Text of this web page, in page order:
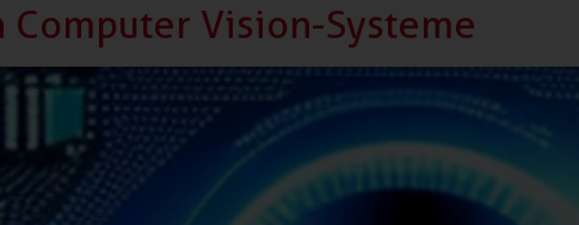
Computer Vision-Systeme